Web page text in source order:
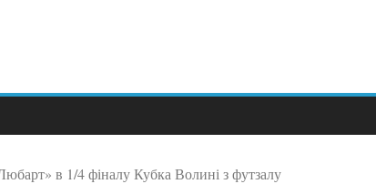
в 1/4 фіналу Кубка Волині з футзалу